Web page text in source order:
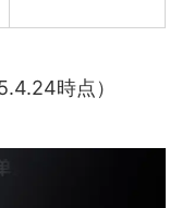
時点）